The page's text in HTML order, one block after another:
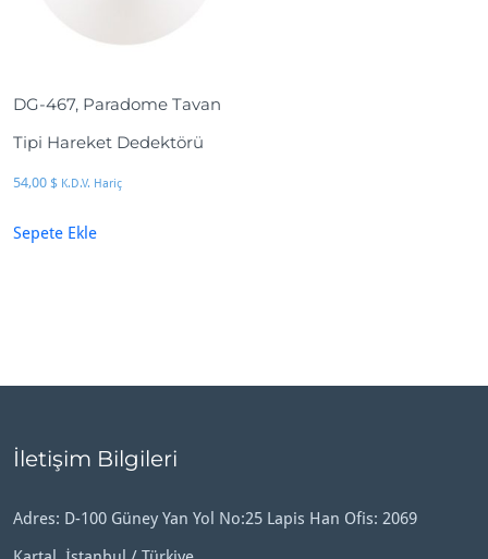
DG-467, Paradome Tavan
Tipi Hareket Dedektörü
54,00 $ K.D.V. Hariç
Sepete Ekle
İletişim Bilgileri
Adres: D-100 Güney Yan Yol No:25 Lapis Han Ofis: 2069